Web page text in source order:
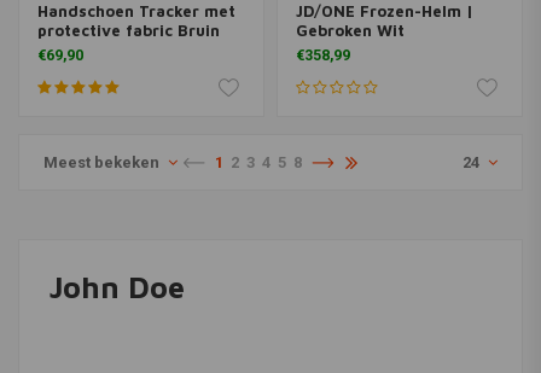
Handschoen Tracker met
protective fabric Bruin
€69,90
JD/ONE Frozen-Helm |
Gebroken Wit
€358,99
Meest bekeken 1 2 3 4 5 8 24
John Doe